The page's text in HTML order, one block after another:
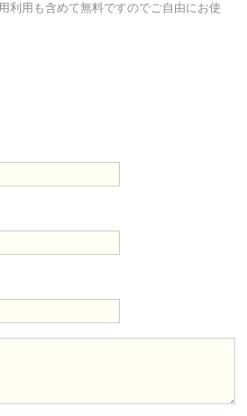
利用も含めて無料ですのでご自由にお使